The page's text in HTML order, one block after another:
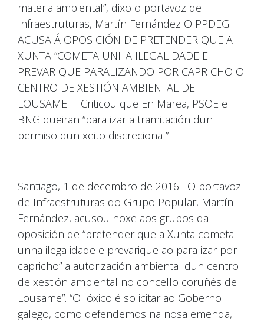
materia ambiental”, dixo o portavoz de
Infraestruturas, Martín Fernández O PPDEG
ACUSA Á OPOSICIÓN DE PRETENDER QUE A
XUNTA “COMETA UNHA ILEGALIDADE E
PREVARIQUE PARALIZANDO POR CAPRICHO O
CENTRO DE XESTIÓN AMBIENTAL DE
LOUSAME· Criticou que En Marea, PSOE e
BNG queiran “paralizar a tramitación dun
permiso dun xeito discrecional”
Santiago, 1 de decembro de 2016.- O portavoz
de Infraestruturas do Grupo Popular, Martín
Fernández, acusou hoxe aos grupos da
oposición de “pretender que a Xunta cometa
unha ilegalidade e prevarique ao paralizar por
capricho” a autorización ambiental dun centro
de xestión ambiental no concello coruñés de
Lousame”. “O lóxico é solicitar ao Goberno
galego, como defendemos na nosa emenda,